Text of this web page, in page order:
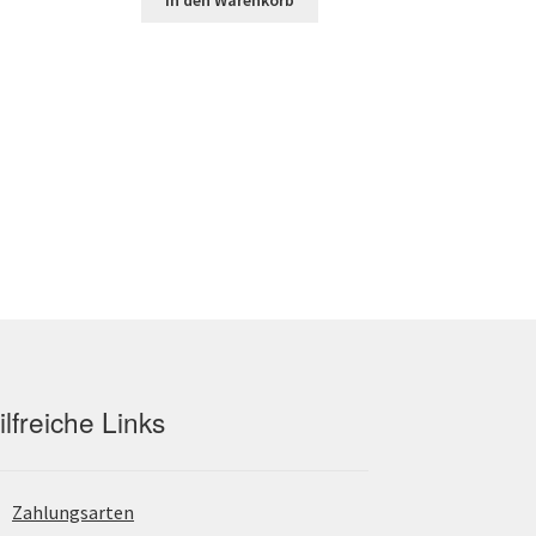
war:
ist:
Links
Zahlungsarten